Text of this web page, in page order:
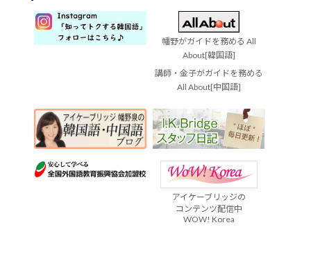
幡野がガイドを務める All
About[韓国語]
講師・金子がガイドを務める
All About[中国語]
アイケーブリッジの
コンテンツ配信中
WOW! Korea